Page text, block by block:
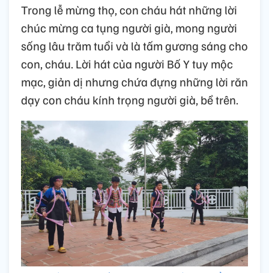
Trong lễ mừng thọ, con cháu hát những lời
chúc mừng ca tụng người già, mong người
sống lâu trăm tuổi và là tấm gương sáng cho
con, cháu. Lời hát của người Bố Y tuy mộc
mạc, giản dị nhưng chứa đựng những lời răn
dạy con cháu kính trọng người già, bề trên.